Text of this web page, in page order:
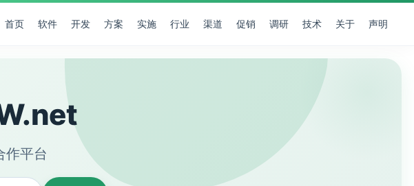
首页 软件 开发 方案 实施 行业 渠道 促销 调研 技术 关于 声明
作平台